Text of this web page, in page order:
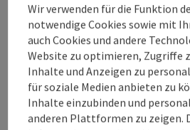
Kontakt
Öffnungszeiten
Wir verwenden für die Funktion
notwendige Cookies sowie mit
auch Cookies und andere
Website zu optimieren, Zugriffe
Inhalte und Anzeigen zu
für soziale Medien anbieten zu
Inhalte einzubinden und
anderen Plattformen zu zeigen.